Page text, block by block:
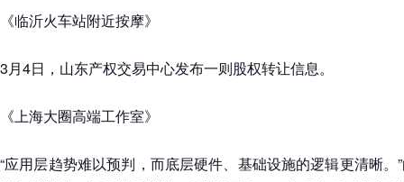
《临沂火车站附近按摩》
3月4日，山东产权交易中心发布一则股权转让信息。
《上海大圈高端工作室》
“应用层趋势难以预判，而底层硬件、基础设施的逻辑更清晰